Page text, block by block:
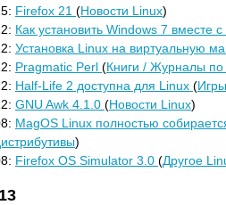
Firefox 21 (Новости Linux)
Как установить Windows 7 вместе
Установка Linux на виртуальную
Pragmatic Perl (Книги / Журналы по
Half-Life 2 доступна для Linux (
GNU Awk 4.1.0 (Новости Linux)
MagOS Linux полностью
)
Firefox OS Simulator 3.0 (Другое